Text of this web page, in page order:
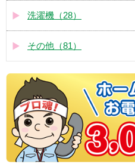
洗濯機（28）
その他（81）